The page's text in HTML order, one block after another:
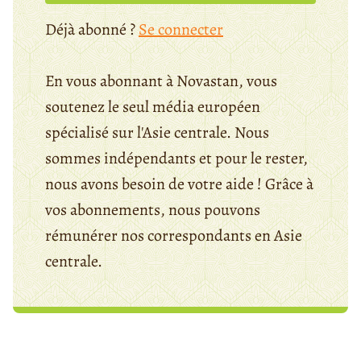
Déjà abonné ?Se connecter
En vous abonnant à Novastan, vous
soutenez le seul média européen
spécialisé sur l'Asie centrale. Nous
sommes indépendants et pour le rester,
nous avons besoin de votre aide ! Grâce à
vos abonnements, nous pouvons
rémunérer nos correspondants en Asie
centrale.